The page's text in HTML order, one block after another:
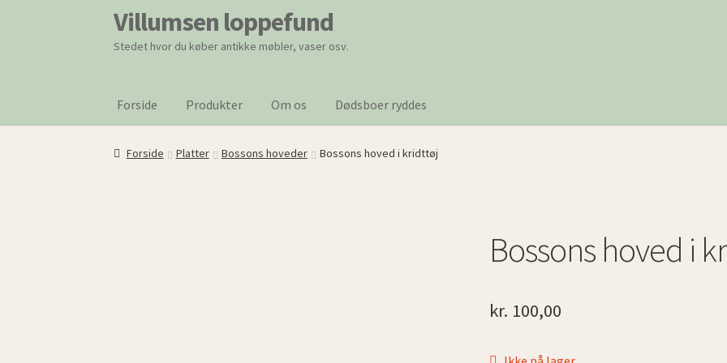
Spring
til
Spring
til
Villumsen loppefund
Stedet hvor du køber antikke møbler, vaser osv.
Forside Produkter Om os Dødsboer ryddes
Forside Platter Bossons hoveder Bossons hoved i kridttøj
Bossons hoved i
kr. 100,00